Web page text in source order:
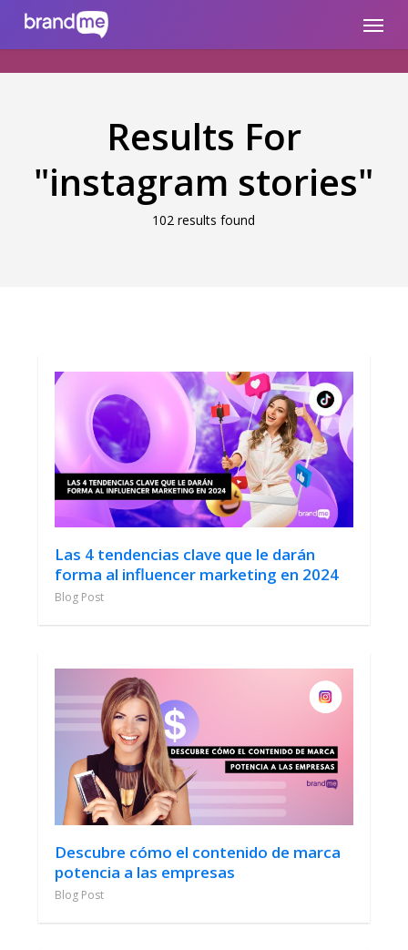
brandme.la Menu
Results For
"instagram stories"
102 results found
Las 4 tendencias clave que le darán
forma al influencer marketing en 2024
Blog Post
Descubre cómo el contenido de marca
potencia a las empresas
Blog Post